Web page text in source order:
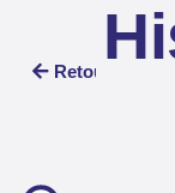
Retour